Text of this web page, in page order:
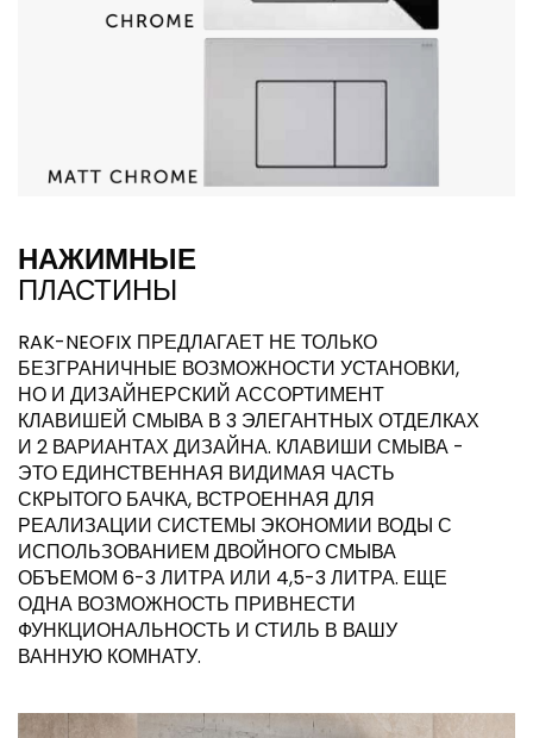
НАЖИМНЫЕ
ПЛАСТИНЫ
RAK-NEOFIX ПРЕДЛАГАЕТ НЕ ТОЛЬКО
БЕЗГРАНИЧНЫЕ ВОЗМОЖНОСТИ УСТАНОВКИ,
НО И ДИЗАЙНЕРСКИЙ АССОРТИМЕНТ
КЛАВИШЕЙ СМЫВА В 3 ЭЛЕГАНТНЫХ ОТДЕЛКАХ
И 2 ВАРИАНТАХ ДИЗАЙНА. КЛАВИШИ СМЫВА -
ЭТО ЕДИНСТВЕННАЯ ВИДИМАЯ ЧАСТЬ
СКРЫТОГО БАЧКА, ВСТРОЕННАЯ ДЛЯ
РЕАЛИЗАЦИИ СИСТЕМЫ ЭКОНОМИИ ВОДЫ С
ИСПОЛЬЗОВАНИЕМ ДВОЙНОГО СМЫВА
ОБЪЕМОМ 6-3 ЛИТРА ИЛИ 4,5-3 ЛИТРА. ЕЩЕ
ОДНА ВОЗМОЖНОСТЬ ПРИВНЕСТИ
ФУНКЦИОНАЛЬНОСТЬ И СТИЛЬ В ВАШУ
ВАННУЮ КОМНАТУ.